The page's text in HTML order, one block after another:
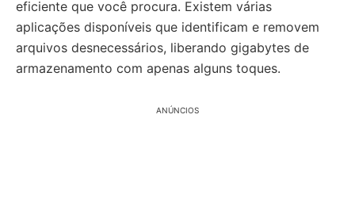
eficiente que você procura. Existem várias
aplicações disponíveis que identificam e removem
arquivos desnecessários, liberando gigabytes de
armazenamento com apenas alguns toques.
ANÚNCIOS